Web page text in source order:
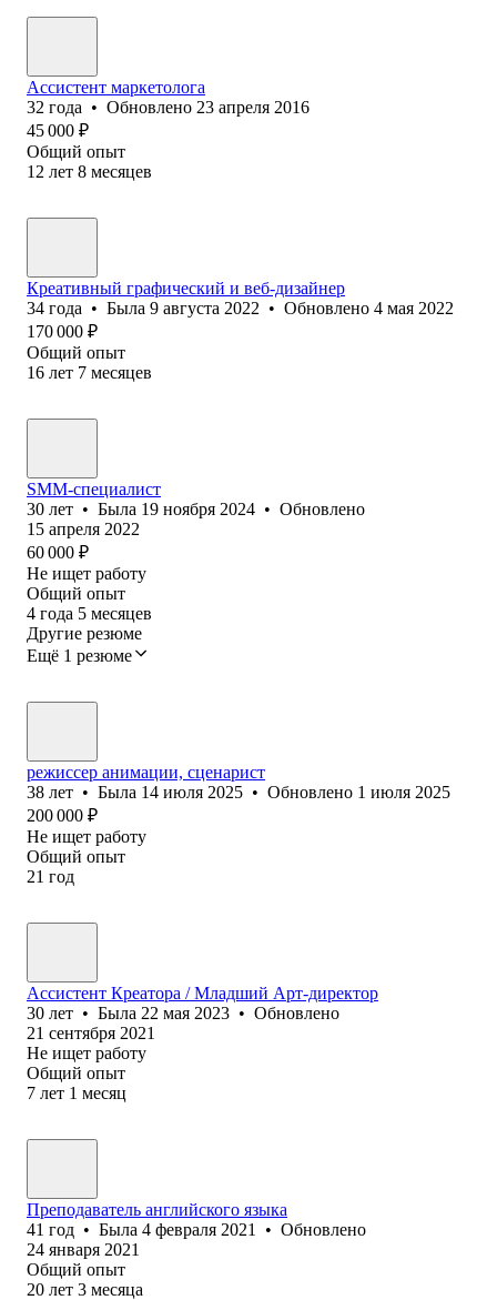
Ассистент маркетолога
32 года • Обновлено 23 апреля 2016
45 000 ₽
Общий опыт
12 лет 8 месяцев
Креативный графический и веб-дизайнер
34 года • Была 9 августа 2022 • Обновлено 4 мая 2022
170 000 ₽
Общий опыт
16 лет 7 месяцев
SMM-специалист
30 лет • Была 19 ноября 2024 • Обновлено
15 апреля 2022
60 000 ₽
Не ищет работу
Общий опыт
4 года 5 месяцев
Другие резюме
Ещё 1 резюме
режиссер анимации, сценарист
38 лет • Была 14 июля 2025 • Обновлено 1 июля 2025
200 000 ₽
Не ищет работу
Общий опыт
21 год
Ассистент Креатора / Младший Арт-директор
30 лет • Была 22 мая 2023 • Обновлено
21 сентября 2021
Не ищет работу
Общий опыт
7 лет 1 месяц
Преподаватель английского языка
41 год • Была 4 февраля 2021 • Обновлено
24 января 2021
Общий опыт
20 лет 3 месяца